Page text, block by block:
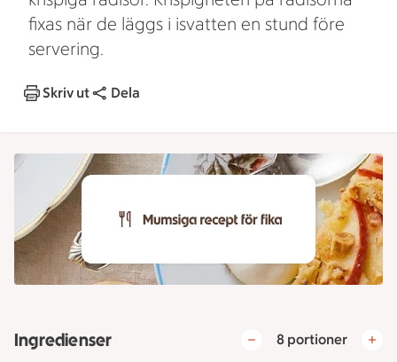
fixas när de läggs i isvatten en stund före
servering.
Skriv ut Dela
Ingredienser
8 portioner